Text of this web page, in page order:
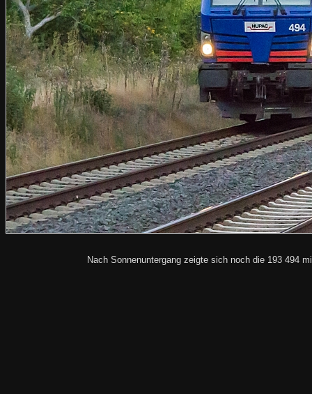
Nach Sonnenuntergang zeigte sich noch die 193 494